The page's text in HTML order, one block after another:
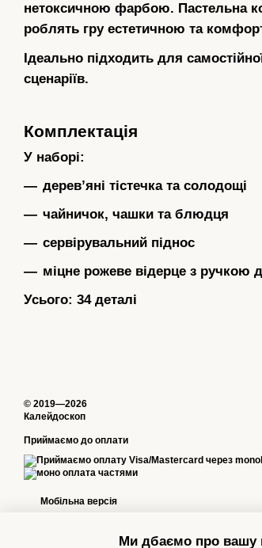
нетоксичною фарбою. Пастельна
роблять гру естетичною та
Ідеально підходить для
сценаріїв.
Комплектація
У наборі:
деревʼяні тістечка та солодощі
чайничок, чашки та блюдця
сервірувальний піднос
міцне рожеве відерце з ручкою
Усього: 34 деталі
© 2019—2026
Калейдоскоп
Приймаємо до оплати
Мобільна версія
Ми дбаємо про вашу